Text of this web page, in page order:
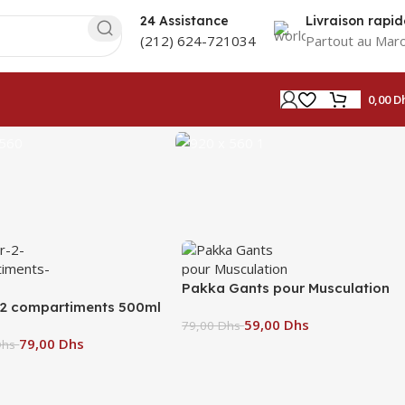
24 Assistance
(212) 624-721034
Livraison
Partout au
0,00
compartiments 500ml
79,00 Dhs
Pakka Gants pour Musculation
79,00Dhs59,00 Dhs